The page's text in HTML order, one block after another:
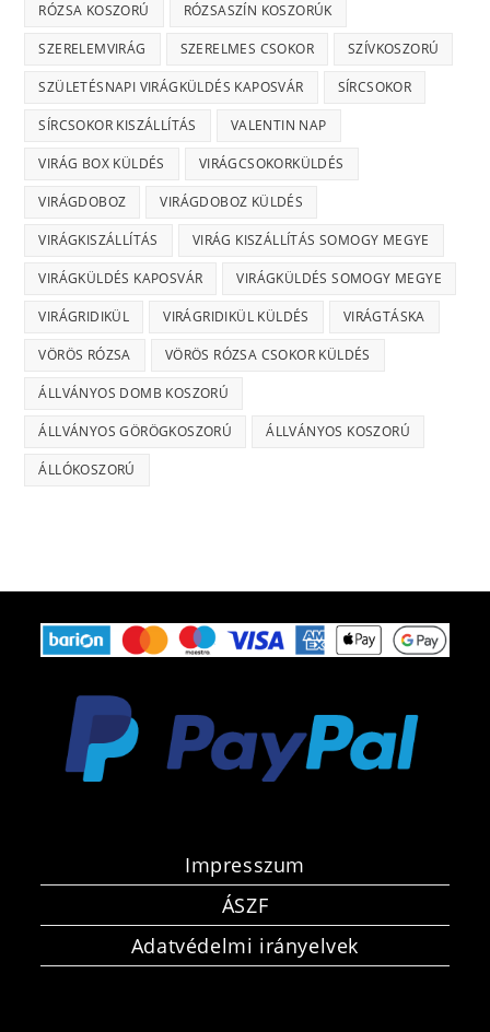
RÓZSA KOSZORÚ RÓZSASZÍN KOSZORÚK
SZERELEMVIRÁG SZERELMES CSOKOR SZÍVKOSZORÚ
SZÜLETÉSNAPI VIRÁGKÜLDÉS KAPOSVÁR SÍRCSOKOR
SÍRCSOKOR KISZÁLLÍTÁS VALENTIN NAP
VIRÁG BOX KÜLDÉS VIRÁGCSOKORKÜLDÉS
VIRÁGDOBOZ VIRÁGDOBOZ KÜLDÉS
VIRÁGKISZÁLLÍTÁS VIRÁG KISZÁLLÍTÁS SOMOGY MEGYE
VIRÁGKÜLDÉS KAPOSVÁR VIRÁGKÜLDÉS SOMOGY MEGYE
VIRÁGRIDIKÜL VIRÁGRIDIKÜL KÜLDÉS VIRÁGTÁSKA
VÖRÖS RÓZSA VÖRÖS RÓZSA CSOKOR KÜLDÉS
ÁLLVÁNYOS DOMB KOSZORÚ
ÁLLVÁNYOS GÖRÖGKOSZORÚ ÁLLVÁNYOS KOSZORÚ
ÁLLÓKOSZORÚ
Impresszum
ÁSZF
Adatvédelmi irányelvek